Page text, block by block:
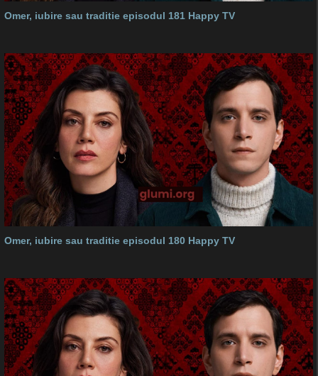
Omer, iubire sau traditie episodul 181 Happy TV
Omer, iubire sau traditie episodul 180 Happy TV